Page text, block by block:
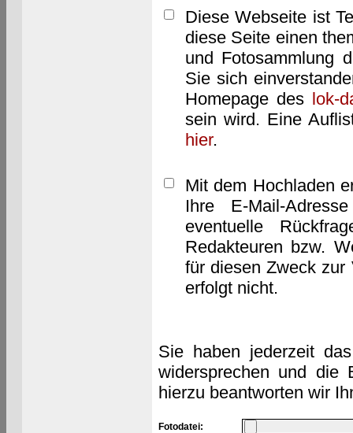
Diese Webseite ist
diese Seite einen
und Fotosammlung
Sie sich
Homepage des lok-
sein wird. Eine
hier.
Mit dem Hochladen
Ihre E-Mail-
eventuelle
Redakteuren bzw.
für diesen Zweck zur
erfolgt nicht.
Sie haben jederzeit
widersprechen und die
hierzu beantworten wir
Fotodatei: